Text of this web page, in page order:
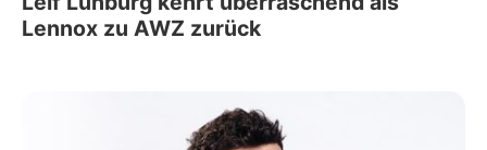
Lennox zu AWZ zurück